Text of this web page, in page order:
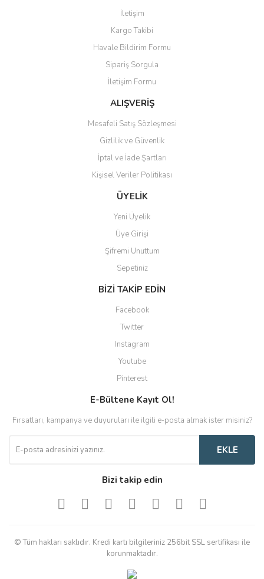
İletişim
Kargo Takibi
Havale Bildirim Formu
Sipariş Sorgula
İletişim Formu
ALIŞVERİŞ
Mesafeli Satış Sözleşmesi
Gizlilik ve Güvenlik
İptal ve İade Şartları
Kişisel Veriler Politikası
ÜYELİK
Yeni Üyelik
Üye Girişi
Şifremi Unuttum
Sepetiniz
BİZİ TAKİP EDİN
Facebook
Twitter
Instagram
Youtube
Pinterest
E-Bültene Kayıt Ol!
Fırsatları, kampanya ve duyuruları ile ilgili e-posta almak ister misiniz?
EKLE
Bizi takip edin
© Tüm hakları saklıdır. Kredi kartı bilgileriniz 256bit SSL sertifikası ile
korunmaktadır.